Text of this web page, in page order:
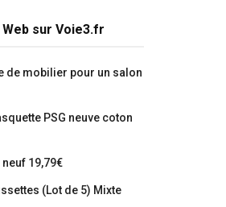
sur Voie3.fr
de mobilier pour un salon
PSG neuve coton
19,79€
(Lot de 5) Mixte